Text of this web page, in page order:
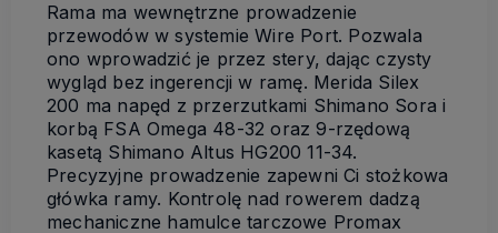
Rama ma wewnętrzne prowadzenie
przewodów w systemie Wire Port. Pozwala
ono wprowadzić je przez stery, dając czysty
wygląd bez ingerencji w ramę. Merida Silex
200 ma napęd z przerzutkami Shimano Sora i
korbą FSA Omega 48-32 oraz 9-rzędową
kasetą Shimano Altus HG200 11-34.
Precyzyjne prowadzenie zapewni Ci stożkowa
główka ramy. Kontrolę nad rowerem dadzą
mechaniczne hamulce tarczowe Promax